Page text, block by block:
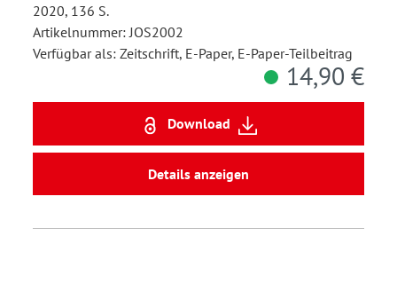
2020, 136 S.
Artikelnummer: JOS2002
Verfügbar als: Zeitschrift, E-Paper, E-Paper-Teilbeitrag
14,90 €
Download
Details anzeigen